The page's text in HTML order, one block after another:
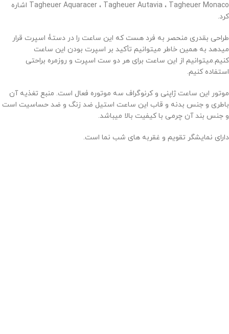
Tagheuer Aquaracer ، Tagheuer Autavia ، Tagheuer Monaco اشاره
کرد.
طراحی بقدری منحصر به فرد هست که این ساعت را در دستۀ اسپرت قرار
میدهد به همین خاطر میتوانیم تأکید بر اسپرت بودن این ساعت
کنیم.میتوانیم از این ساعت برای هر دو ست اسپرت و روزمره براحتی
استفاده کنیم.
موتور این ساعت ژاپنی و کرنوگراف سه موتوره فعال است. منبع تغذیه آن
باطری و جنس بدنه و قاب این ساعت استیل ضد زنگ و ضد حساسیت است
و جنس بند آن چرمی با کیفیت بالا میباشد.
دارای نمایشگر تقویم و غقربه های شب نما است.